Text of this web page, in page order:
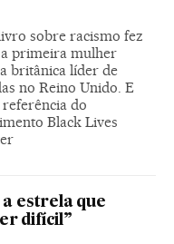
sobre racismo fez
primeira mulher
britânica líder de
no Reino Unido. E
do
Black Lives
estrela que
difícil”